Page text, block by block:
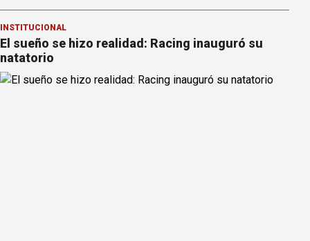
INSTITUCIONAL
El sueño se hizo realidad: Racing inauguró su
natatorio